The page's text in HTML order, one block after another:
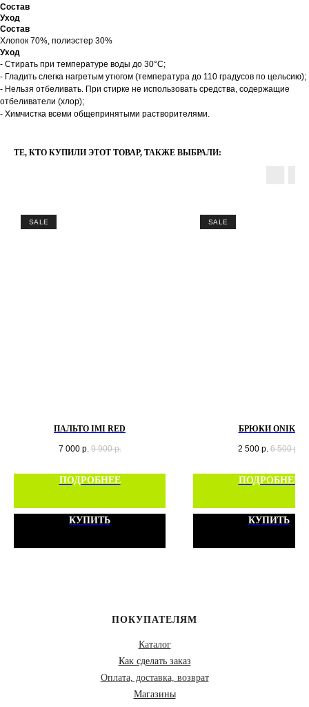
Состав
Уход
Состав
Хлопок 70%, полиэстер 30%
Уход
- Стирать при температуре воды до 30°C;
- Гладить слегка нагретым утюгом (температура до 110 градусов по цельсию);
- Нельзя отбеливать. При стирке не использовать средства, содержащие
отбеливатели (хлор);
- Химчистка всеми общепринятыми растворителями.
ТЕ, КТО КУПИЛИ ЭТОТ ТОВАР, ТАКЖЕ ВЫБРАЛИ:
SALE
ПАЛЬТО IMI RED
7 000 р. 9 900 р.
ПОДРОБНЕЕ
КУПИТЬ
SALE
БРЮКИ ONIKS
2 500 р. 6 500 р.
ПОДРОБНЕЕ
КУПИТЬ
ПОКУПАТЕЛЯМ
Каталог
Как сделать заказ
Оплата, доставка, возврат
Магазины